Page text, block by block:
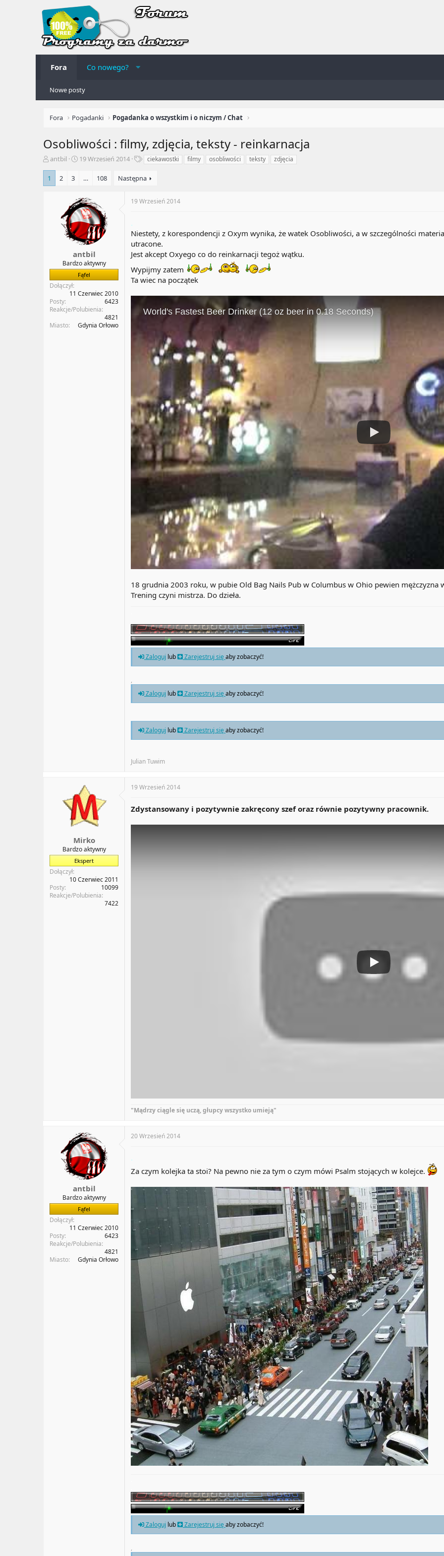
Fora Co nowego?
Nowe posty
Fora Pogadanki Pogadanka o wszystkim i o niczym / Chat
Osobliwości : filmy, zdjęcia, teksty - reinkarnacja
A
t
o
antbil
R
c
z
ę
t
y
19 Wrzesień 2014
T
g
ciekawostki filmy osobliwości teksty zdjęcia
1 2 3 … 108 Następna
antbil
Bardzo aktywny
Fąfel
Dołączył
11 Czerwiec 2010
Posty
6423
Reakcje/Polubienia
4821
Miasto
Gdynia Orłowo
19 Wrzesień 2014
.
Niestety, z korespondencji z Oxym wynika, że watek Osobliwości, a w szczególności
utracone.
Jest akcept Oxyego co do reinkarnacji tegoż wątku.
Wypijmy zatem
Ta wiec na początek
18 grudnia 2003 roku, w pubie Old Bag Nails Pub w Columbus w Ohio pewien mężczyzna
Trening czyni mistrza. Do dzieła.
Zaloguj lub Zarejestruj sięaby zobaczyć!
,
Zaloguj lub Zarejestruj sięaby zobaczyć!
Zaloguj lub Zarejestruj sięaby zobaczyć!
Julian Tuwim
Mirko
Bardzo aktywny
Ekspert
Dołączył
10 Czerwiec 2011
Posty
10099
Reakcje/Polubienia
7422
19 Wrzesień 2014
Zdystansowany i pozytywnie zakręcony szef oraz równie pozytywny pracownik.
"Mądrzy ciągle się uczą, głupcy wszystko umieją"
antbil
Bardzo aktywny
Fąfel
Dołączył
11 Czerwiec 2010
Posty
6423
Reakcje/Polubienia
4821
Miasto
Gdynia Orłowo
20 Wrzesień 2014
.
Za czym kolejka ta stoi? Na pewno nie za tym o czym mówi Psalm stojących w kolejce.
Zaloguj lub Zarejestruj sięaby zobaczyć!
,